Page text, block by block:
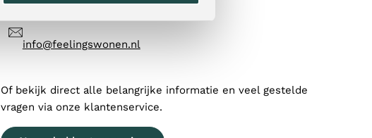
+31 (0)77 320 1838
info@feelingswonen.nl
Of bekijk direct alle belangrijke informatie en veel gestelde
vragen via onze klantenservice.